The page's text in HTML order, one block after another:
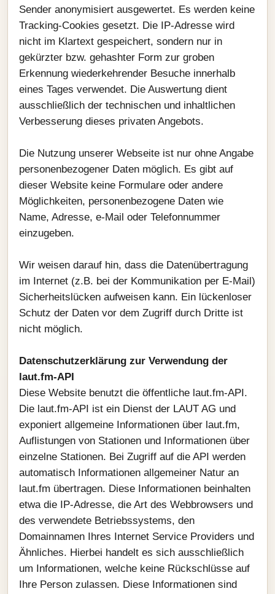
Sender anonymisiert ausgewertet. Es werden keine
Tracking-Cookies gesetzt. Die IP-Adresse wird
nicht im Klartext gespeichert, sondern nur in
gekürzter bzw. gehashter Form zur groben
Erkennung wiederkehrender Besuche innerhalb
eines Tages verwendet. Die Auswertung dient
ausschließlich der technischen und inhaltlichen
Verbesserung dieses privaten Angebots.
Die Nutzung unserer Webseite ist nur ohne Angabe
personenbezogener Daten möglich. Es gibt auf
dieser Website keine Formulare oder andere
Möglichkeiten, personenbezogene Daten wie
Name, Adresse, e-Mail oder Telefonnummer
einzugeben.
Wir weisen darauf hin, dass die Datenübertragung
im Internet (z.B. bei der Kommunikation per E-Mail)
Sicherheitslücken aufweisen kann. Ein lückenloser
Schutz der Daten vor dem Zugriff durch Dritte ist
nicht möglich.
Datenschutzerklärung zur Verwendung der
laut.fm-API
Diese Website benutzt die öffentliche laut.fm-API.
Die laut.fm-API ist ein Dienst der LAUT AG und
exponiert allgemeine Informationen über laut.fm,
Auflistungen von Stationen und Informationen über
einzelne Stationen. Bei Zugriff auf die API werden
automatisch Informationen allgemeiner Natur an
laut.fm übertragen. Diese Informationen beinhalten
etwa die IP-Adresse, die Art des Webbrowsers und
des verwendete Betriebssystems, den
Domainnamen Ihres Internet Service Providers und
Ähnliches. Hierbei handelt es sich ausschließlich
um Informationen, welche keine Rückschlüsse auf
Ihre Person zulassen. Diese Informationen sind